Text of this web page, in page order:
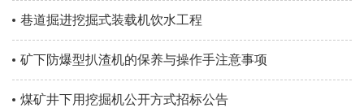
巷道掘进挖掘式装载机饮水工程
矿下防爆型扒渣机的保养与操作手注意事项
煤矿井下用挖掘机公开方式招标公告